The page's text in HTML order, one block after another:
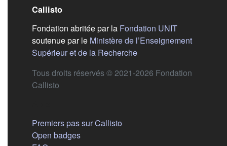
Callisto
Fondation abritée par la Fondation UNIT(s'ouvre
soutenue par le Ministère de l’Enseignement
Supérieur et de la Recherche(s'ouvre dans un nouvel
Tous droits réservés © 2021-2026 Fondation
Callisto
Premiers pas sur Callisto
Open badges